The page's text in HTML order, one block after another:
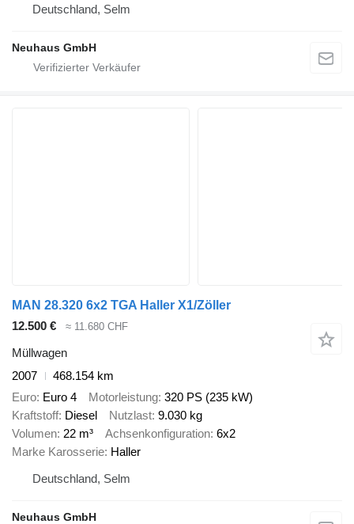
Deutschland, Selm
Neuhaus GmbH
MAN 28.320 6x2 TGA Haller X1/Zöller
12.500 €
≈ 11.680 CHF
Müllwagen
2007
468.154 km
Euro Euro 4 Motorleistung 320 PS (235 kW)
Kraftstoff Diesel Nutzlast 9.030 kg
Volumen 22 m³ Achsenkonfiguration 6x2
Marke Karosserie Haller
Deutschland, Selm
Neuhaus GmbH